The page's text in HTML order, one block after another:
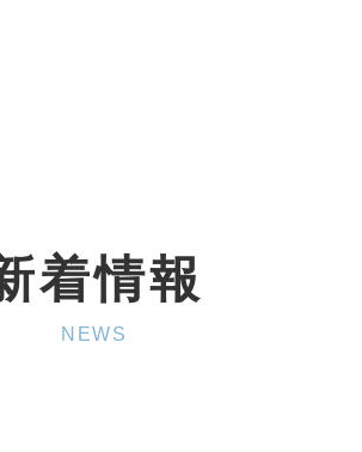
着情報
NEWS